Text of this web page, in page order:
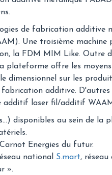
de fabrication additive
Une troisième machine
la FDM MIM Like. Outre
plateforme offre les
dimensionnel sur les
additive. D'autres
additif laser fil/additif
disponibles au sein de la
Energies du futur.
national S.mart, réseau
».